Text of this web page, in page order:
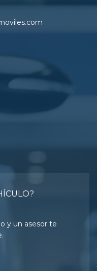
y un asesor te